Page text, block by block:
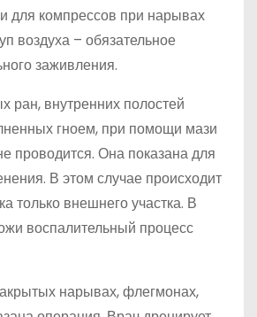
для компрессов при нарывах
воздуха – обязательное
заживления.
ран, внутренних полостей
гноем, при помощи мази
проводится. Она показана для
В этом случае происходит
только внешнего участка. В
воспалительный процесс
нарывах, флегмонах,